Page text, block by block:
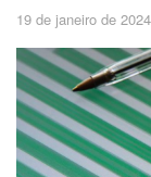
19 de janeiro de 2024